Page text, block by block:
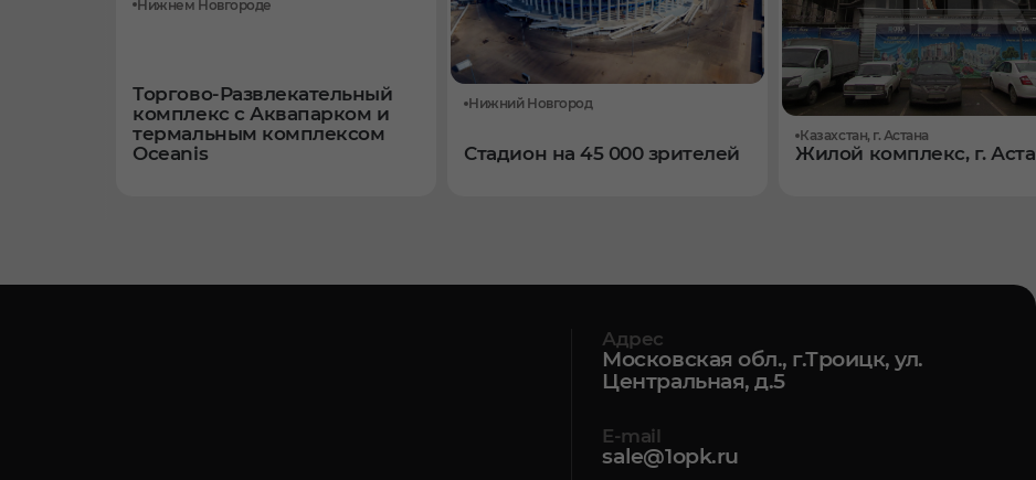
Нижнем Новгороде
Торгово-Развлекательный
комплекс с Аквапарком и
термальным комплексом
Oceanis
Нижний Новгород
Стадион на 45 000 зрителей
Казахстан, г. Астана
Жилой комплекс, г.
Адрес
Московская обл., г.Троицк, ул.
Центральная, д.5
E-mail
sale@1opk.ru